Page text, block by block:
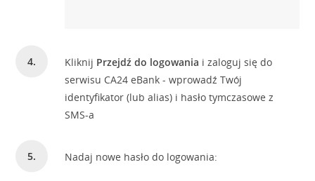
Kliknij Przejdź do logowania i zaloguj się do
serwisu CA24 eBank - wprowadź Twój
identyfikator (lub alias) i hasło tymczasowe z
SMS-a
Nadaj nowe hasło do logowania: